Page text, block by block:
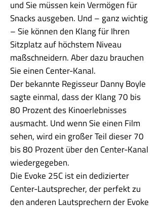
und Sie müssen kein Vermögen für
Snacks ausgeben. Und – ganz wichtig
– Sie können den Klang für Ihren
Sitzplatz auf höchstem Niveau
maßschneidern. Aber dazu brauchen
Sie einen Center-Kanal.
Der bekannte Regisseur Danny Boyle
sagte einmal, dass der Klang 70 bis
80 Prozent des Kinoerlebnisses
ausmacht. Und wenn Sie einen Film
sehen, wird ein großer Teil dieser 70
bis 80 Prozent über den Center-Kanal
wiedergegeben.
Die Evoke 25C ist ein dedizierter
Center-Lautsprecher, der perfekt zu
den anderen Lautsprechern der Evoke